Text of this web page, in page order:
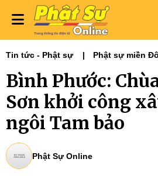
Tin tức - Phật sự Phật sự miền
Bình Phước:
Sơn khởi công
ngôi Tam bảo
Phật Sự Online